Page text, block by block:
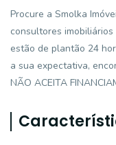
Procure a Smolka
consultores
estão de plantão 24
a sua expectativa,
NÃO ACEITA